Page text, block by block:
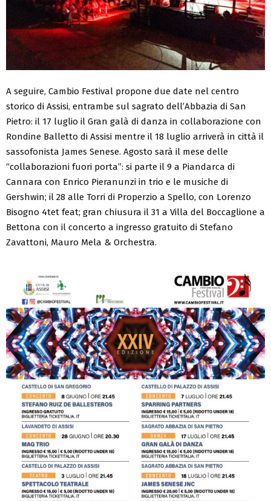
A seguire, Cambio Festival propone due date nel centro
storico di Assisi, entrambe sul sagrato dell’Abbazia di San
Pietro: il 17 luglio il Gran galà di danza in collaborazione con
Rondine Balletto di Assisi mentre il 18 luglio arriverà in città il
sassofonista James Senese. Agosto sarà il mese delle
“collaborazioni fuori porta”: si parte il 9 a Piandarca di
Cannara con Enrico Pieranunzi in trio e le musiche di
Gershwin; il 28 alle Torri di Properzio a Spello, con Lorenzo
Bisogno 4tet feat; gran chiusura il 31 a Villa del Boccaglione a
Bettona con il concerto a ingresso gratuito di Stefano
Zavattoni, Mauro Mela & Orchestra.